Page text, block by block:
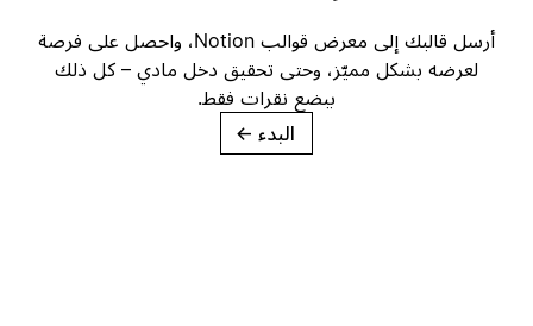
أرسل قالبك إلى معرض قوالب Notion، واحصل على فرصة
لعرضه بشكل مميّز، وحتى تحقيق دخل مادي – كل ذلك
ببضع نقرات فقط.
→